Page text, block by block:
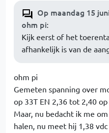
Op maandag 15
ohm pi:
Kijk eerst of het
afhankelijk is van de
ohm pi
Gemeten spanning over
op 33T EN 2,36 tot 2,40
Maar, nu bedacht ik me
halen, nu meet hij 1,38